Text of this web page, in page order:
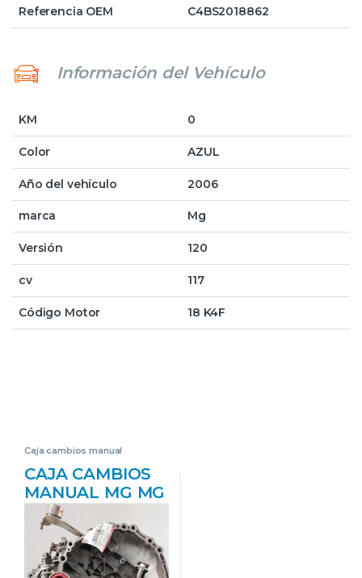
Referencia OEM C4BS2018862
Información del Vehículo
KM 0
Color AZUL
Año del vehículo 2006
marca Mg
Versión 120
cv 117
Código Motor 18 K4F
Caja cambios manual
CAJA CAMBIOS
MANUAL MG MG
ZR 105 14 K4F
14K4F 5C39WVC
AMARILLO
TRANSMISION